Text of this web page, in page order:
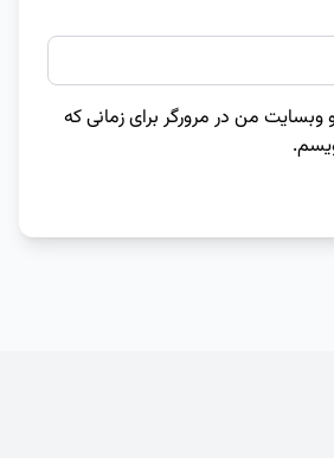
وبسایت من در مرورگر برای زمانی که